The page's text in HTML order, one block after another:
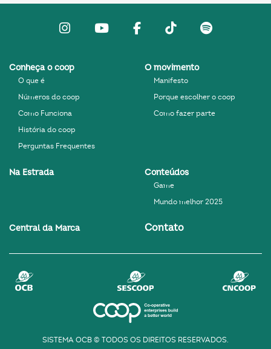
InstagramYoutubefacebookTiktokSpotify
Conheça o coop
O que é
Números do coop
Como Funciona
História do coop
Perguntas Frequentes
O movimento
Manifesto
Porque escolher o coop
Como fazer parte
Na Estrada Conteúdos
Game
Mundo melhor 2025
Central da Marca Contato
SISTEMA OCB © TODOS OS DIREITOS RESERVADOS.